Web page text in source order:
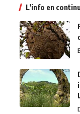
L'info en